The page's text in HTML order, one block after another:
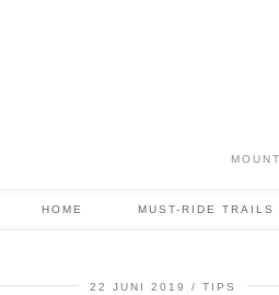
HOME MUST-RIDE TRAILS
22 JUNI 2019 TIPS